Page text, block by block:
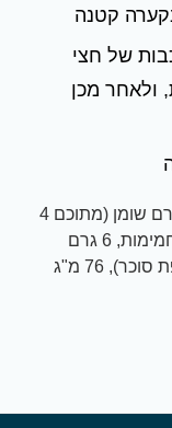
של חצי
ולאחר מכן
ערכים תזונתיים למנה: 335 קלוריות, 14 גרם שומן (מתוכם 4
גרם שומן רווי), 28 גרם חלבון, 28 גרם פחמימות, 6 גרם
סיבים תזונתיים, 18 גרם סוכר (ללא תוספת סוכר), 76 מ"ג